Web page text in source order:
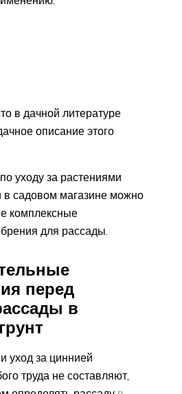
в дачной литературе
описание этого
уходу за растениями
в садовом магазине можно
комплексные
для рассады.
перед
в
уход за циннией
труда не составляют,